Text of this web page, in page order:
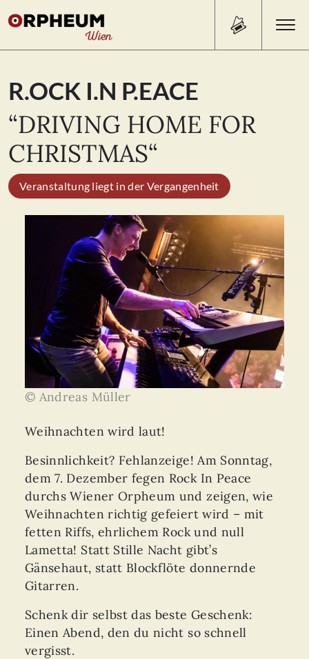
Search
for:
PROGRAMM/TICKETS
BEISL
ÜBER UNS
KONTAKT
R.OCK I.N P.EACE
“DRIVING HOME FOR
CHRISTMAS“
Veranstaltung liegt in der Vergangenheit
© Andreas Müller
Weihnachten wird laut!
Besinnlichkeit? Fehlanzeige! Am Sonntag,
dem 7. Dezember fegen Rock In Peace
durchs Wiener Orpheum und zeigen, wie
Weihnachten richtig gefeiert wird – mit
fetten Riffs, ehrlichem Rock und null
Lametta! Statt Stille Nacht gibt’s
Gänsehaut, statt Blockflöte donnernde
Gitarren.
Schenk dir selbst das beste Geschenk:
Einen Abend, den du nicht so schnell
vergisst.